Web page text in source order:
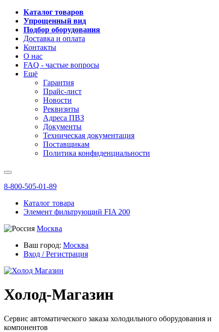
Каталог товаров
Упрощенный вид
Подбор оборудования
Доставка и оплата
Контакты
О нас
FAQ - частые вопросы
Ещё
Гарантия
Прайс-лист
Новости
Реквизиты
Адреса ПВЗ
Документы
Техническая документация
Поставщикам
Политика конфиденциальности
8-800-505-01-89
Каталог товара
Элемент фильтрующий FIA 200
Москва
Ваш город: Москва
Вход / Регистрация
Холод-Магазин
Сервис автоматического заказа холодильного оборудования и
компонентов